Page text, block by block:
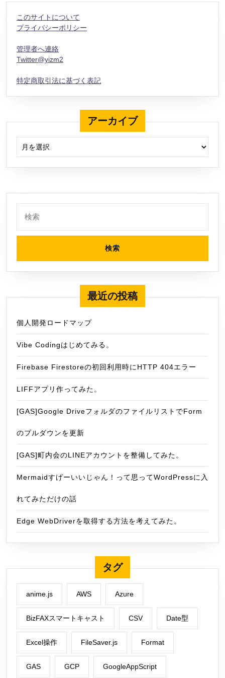
このサイトについて
プライバシーポリシー
管理者へ連絡
Twitter@yizm2
特定商取引法に基づく表記
アーカイブ
索:
最近の投稿
個人開発ロードマップ
Vibe Codingはじめてみる。
Firebase Firestoreの初回利用時にHTTP 404エラー
LIFFアプリ作ってみた。
[GAS]Google DriveフォルダのファイルリストでForm
のプルダウンを更新
[GAS]町内会のLINEアカウントを整備してみた。
Mermaidすげーいいじゃん！って思ってWordPressに入
れてみただけの話
Edge WebDriverを取得する方法を考えてみた。
タグ
anime.js AWS Azure
BizFAXスマートキャスト CSV Date型
Excel操作 FileSaver.js Format
GAS GCP GoogleAppScript